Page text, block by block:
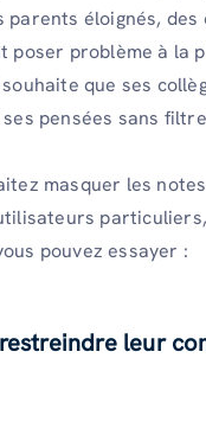
parents éloignés, des
poser problème à la
que ses
pensées sans
masquer les
pouvez essayer :
leur